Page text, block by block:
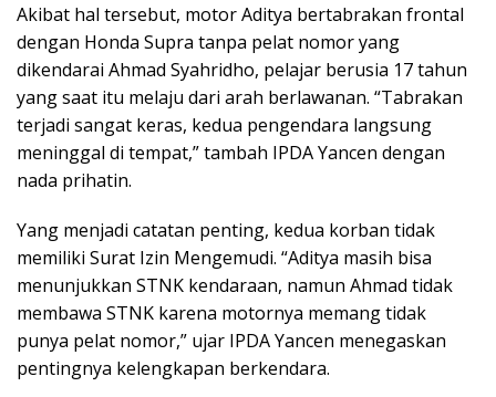
Akibat hal tersebut, motor Aditya bertabrakan frontal
dengan Honda Supra tanpa pelat nomor yang
dikendarai Ahmad Syahridho, pelajar berusia 17 tahun
yang saat itu melaju dari arah berlawanan. “Tabrakan
terjadi sangat keras, kedua pengendara langsung
meninggal di tempat,” tambah IPDA Yancen dengan
nada prihatin.
Yang menjadi catatan penting, kedua korban tidak
memiliki Surat Izin Mengemudi. “Aditya masih bisa
menunjukkan STNK kendaraan, namun Ahmad tidak
membawa STNK karena motornya memang tidak
punya pelat nomor,” ujar IPDA Yancen menegaskan
pentingnya kelengkapan berkendara.